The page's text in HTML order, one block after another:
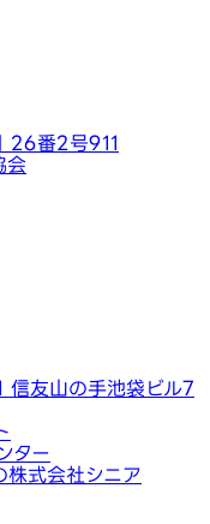
26番2号911
会
友山の手池袋ビル7
ター
株式会社シニア